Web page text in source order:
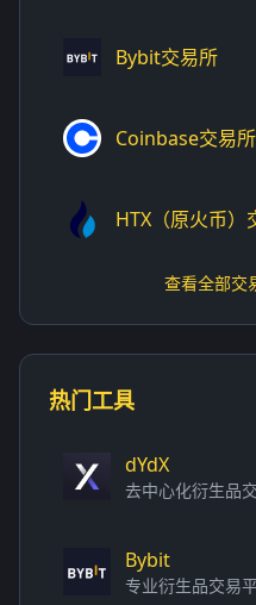
Bybit交易所
Coinbase交易所
HTX（原火币）
查看全部交
热门工具
dYdX
去中心化衍生品
Bybit
专业衍生品交易